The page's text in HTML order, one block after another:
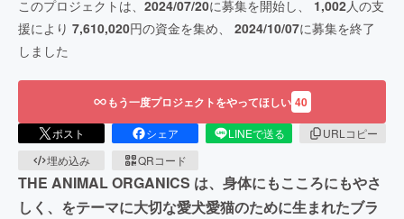
このプロジェクトは、 2024/07/20に募集を開始し、 1,002人の支
援により 7,610,020円の資金を集め、 2024/10/07に募集を終了
しました
もう一度プロジェクトをやってほしい 40
ポスト シェア LINEで送る
URLコピー
埋め込み
QRコード
THE ANIMAL ORGANICS は、身体にもこころにもやさ
しく、をテーマに大切な愛犬愛猫のために生まれたブラ